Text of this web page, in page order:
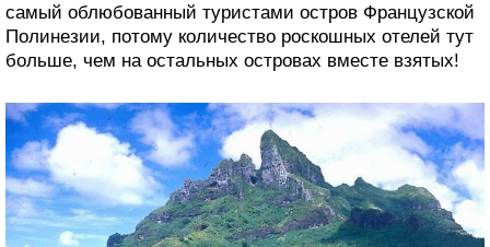
самый облюбованный туристами остров Французской
Полинезии, потому количество роскошных отелей тут
больше, чем на остальных островах вместе взятых!